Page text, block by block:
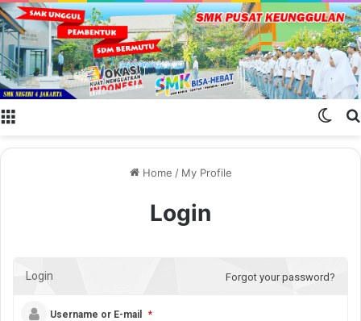
Home / My Profile
Login
Login Forgot your password?
Username or E-mail *